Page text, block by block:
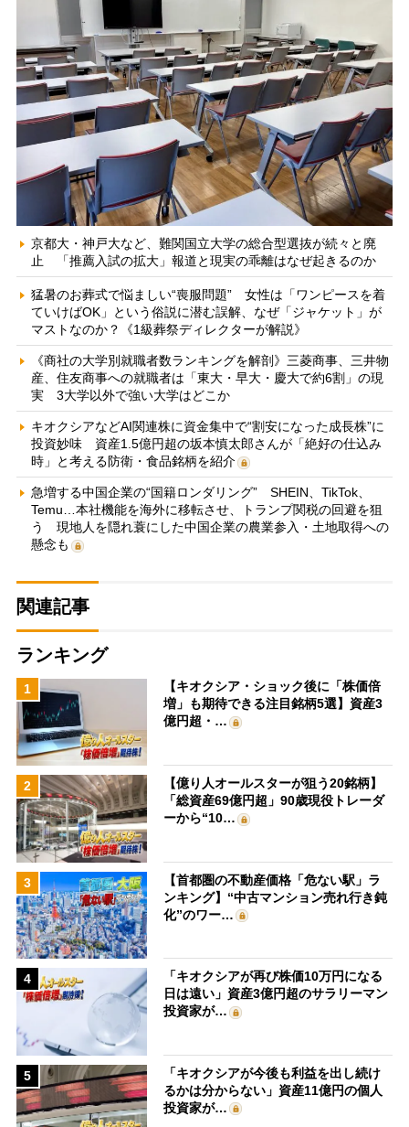
京都大・神戸大など、難関国立大学の総合型選抜が続々と廃
止 「推薦入試の拡大」報道と現実の乖離はなぜ起きるのか
猛暑のお葬式で悩ましい“喪服問題” 女性は「ワンピースを着
ていけばOK」という俗説に潜む誤解、なぜ「ジャケット」が
マストなのか？《1級葬祭ディレクターが解説》
《商社の大学別就職者数ランキングを解剖》三菱商事、三井物
産、住友商事への就職者は「東大・早大・慶大で約6割」の現
実 3大学以外で強い大学はどこか
キオクシアなどAI関連株に資金集中で“割安になった成長株”に
投資妙味 資産1.5億円超の坂本慎太郎さんが「絶好の仕込み
時」と考える防衛・食品銘柄を紹介
急増する中国企業の“国籍ロンダリング” SHEIN、TikTok、
Temu…本社機能を海外に移転させ、トランプ関税の回避を狙
う 現地人を隠れ蓑にした中国企業の農業参入・土地取得への
懸念も
関連記事
ランキング
1
【キオクシア・ショック後に「株価倍
増」も期待できる注目銘柄5選】資産3
億円超・…
2
【億り人オールスターが狙う20銘柄】
「総資産69億円超」90歳現役トレーダ
ーから“10…
3
【首都圏の不動産価格「危ない駅」ラ
ンキング】“中古マンション売れ行き鈍
化”のワー…
4
「キオクシアが再び株価10万円になる
日は遠い」資産3億円超のサラリーマン
投資家が…
5
「キオクシアが今後も利益を出し続け
るかは分からない」資産11億円の個人
投資家が…